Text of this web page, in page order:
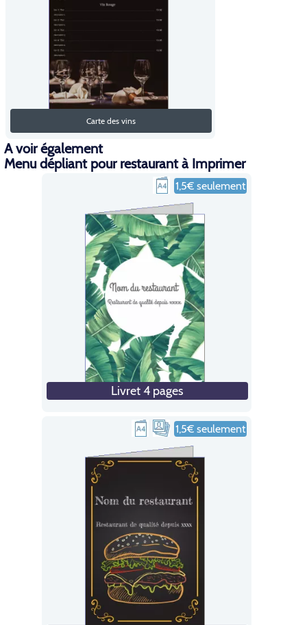
Carte des vins
A voir également
Menu dépliant pour restaurant à Imprimer
1,5€ seulement
Livret 4 pages
1,5€ seulement